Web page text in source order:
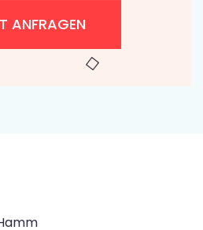
ANFRAGEN